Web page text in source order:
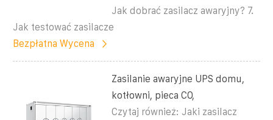
Jak dobrać zasilacz awaryjny? 7.
Jak testować zasilacze
Bezpłatna Wycena
Zasilanie awaryjne UPS domu,
kotłowni, pieca CO,
Czytaj również: Jaki zasilacz